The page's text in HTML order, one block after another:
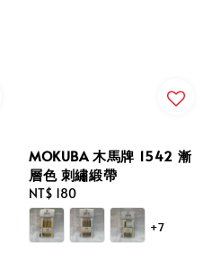
MOKUBA 木馬牌 1542 漸
層色 刺繡緞帶
Regular
price
NT$ 180
+7